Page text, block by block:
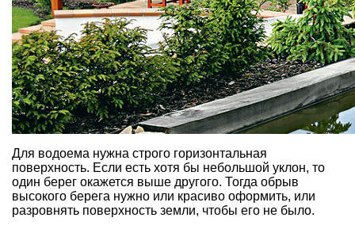
Для водоема нужна строго горизонтальная
поверхность. Если есть хотя бы небольшой уклон, то
один берег окажется выше другого. Тогда обрыв
высокого берега нужно или красиво оформить, или
разровнять поверхность земли, чтобы его не было.